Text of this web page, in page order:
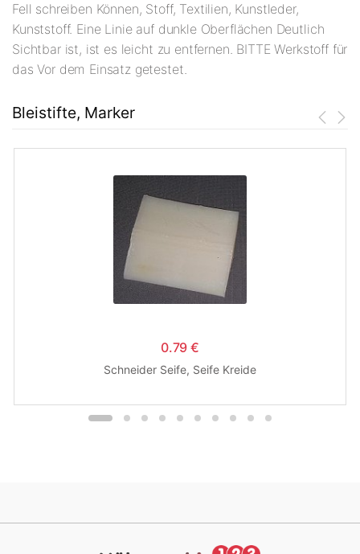
Fell schreiben Können, Stoff, Textilien, Kunstleder,
Kunststoff. Eine Linie auf dunkle Oberflächen Deutlich
Sichtbar ist, ist es leicht zu entfernen. BITTE Werkstoff für
das Vor dem Einsatz getestet.
Bleistifte, Marker
0.79 €
Schneider Seife, Seife Kreide